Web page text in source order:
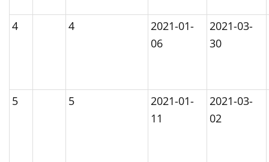
4 4
2021-01-
06
2021-03-
30
5 5
2021-01-
11
2021-03-
02